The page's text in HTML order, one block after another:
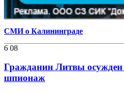
СМИ о Калининграде
6 08
Гражданин Литвы осужден
шпионаж